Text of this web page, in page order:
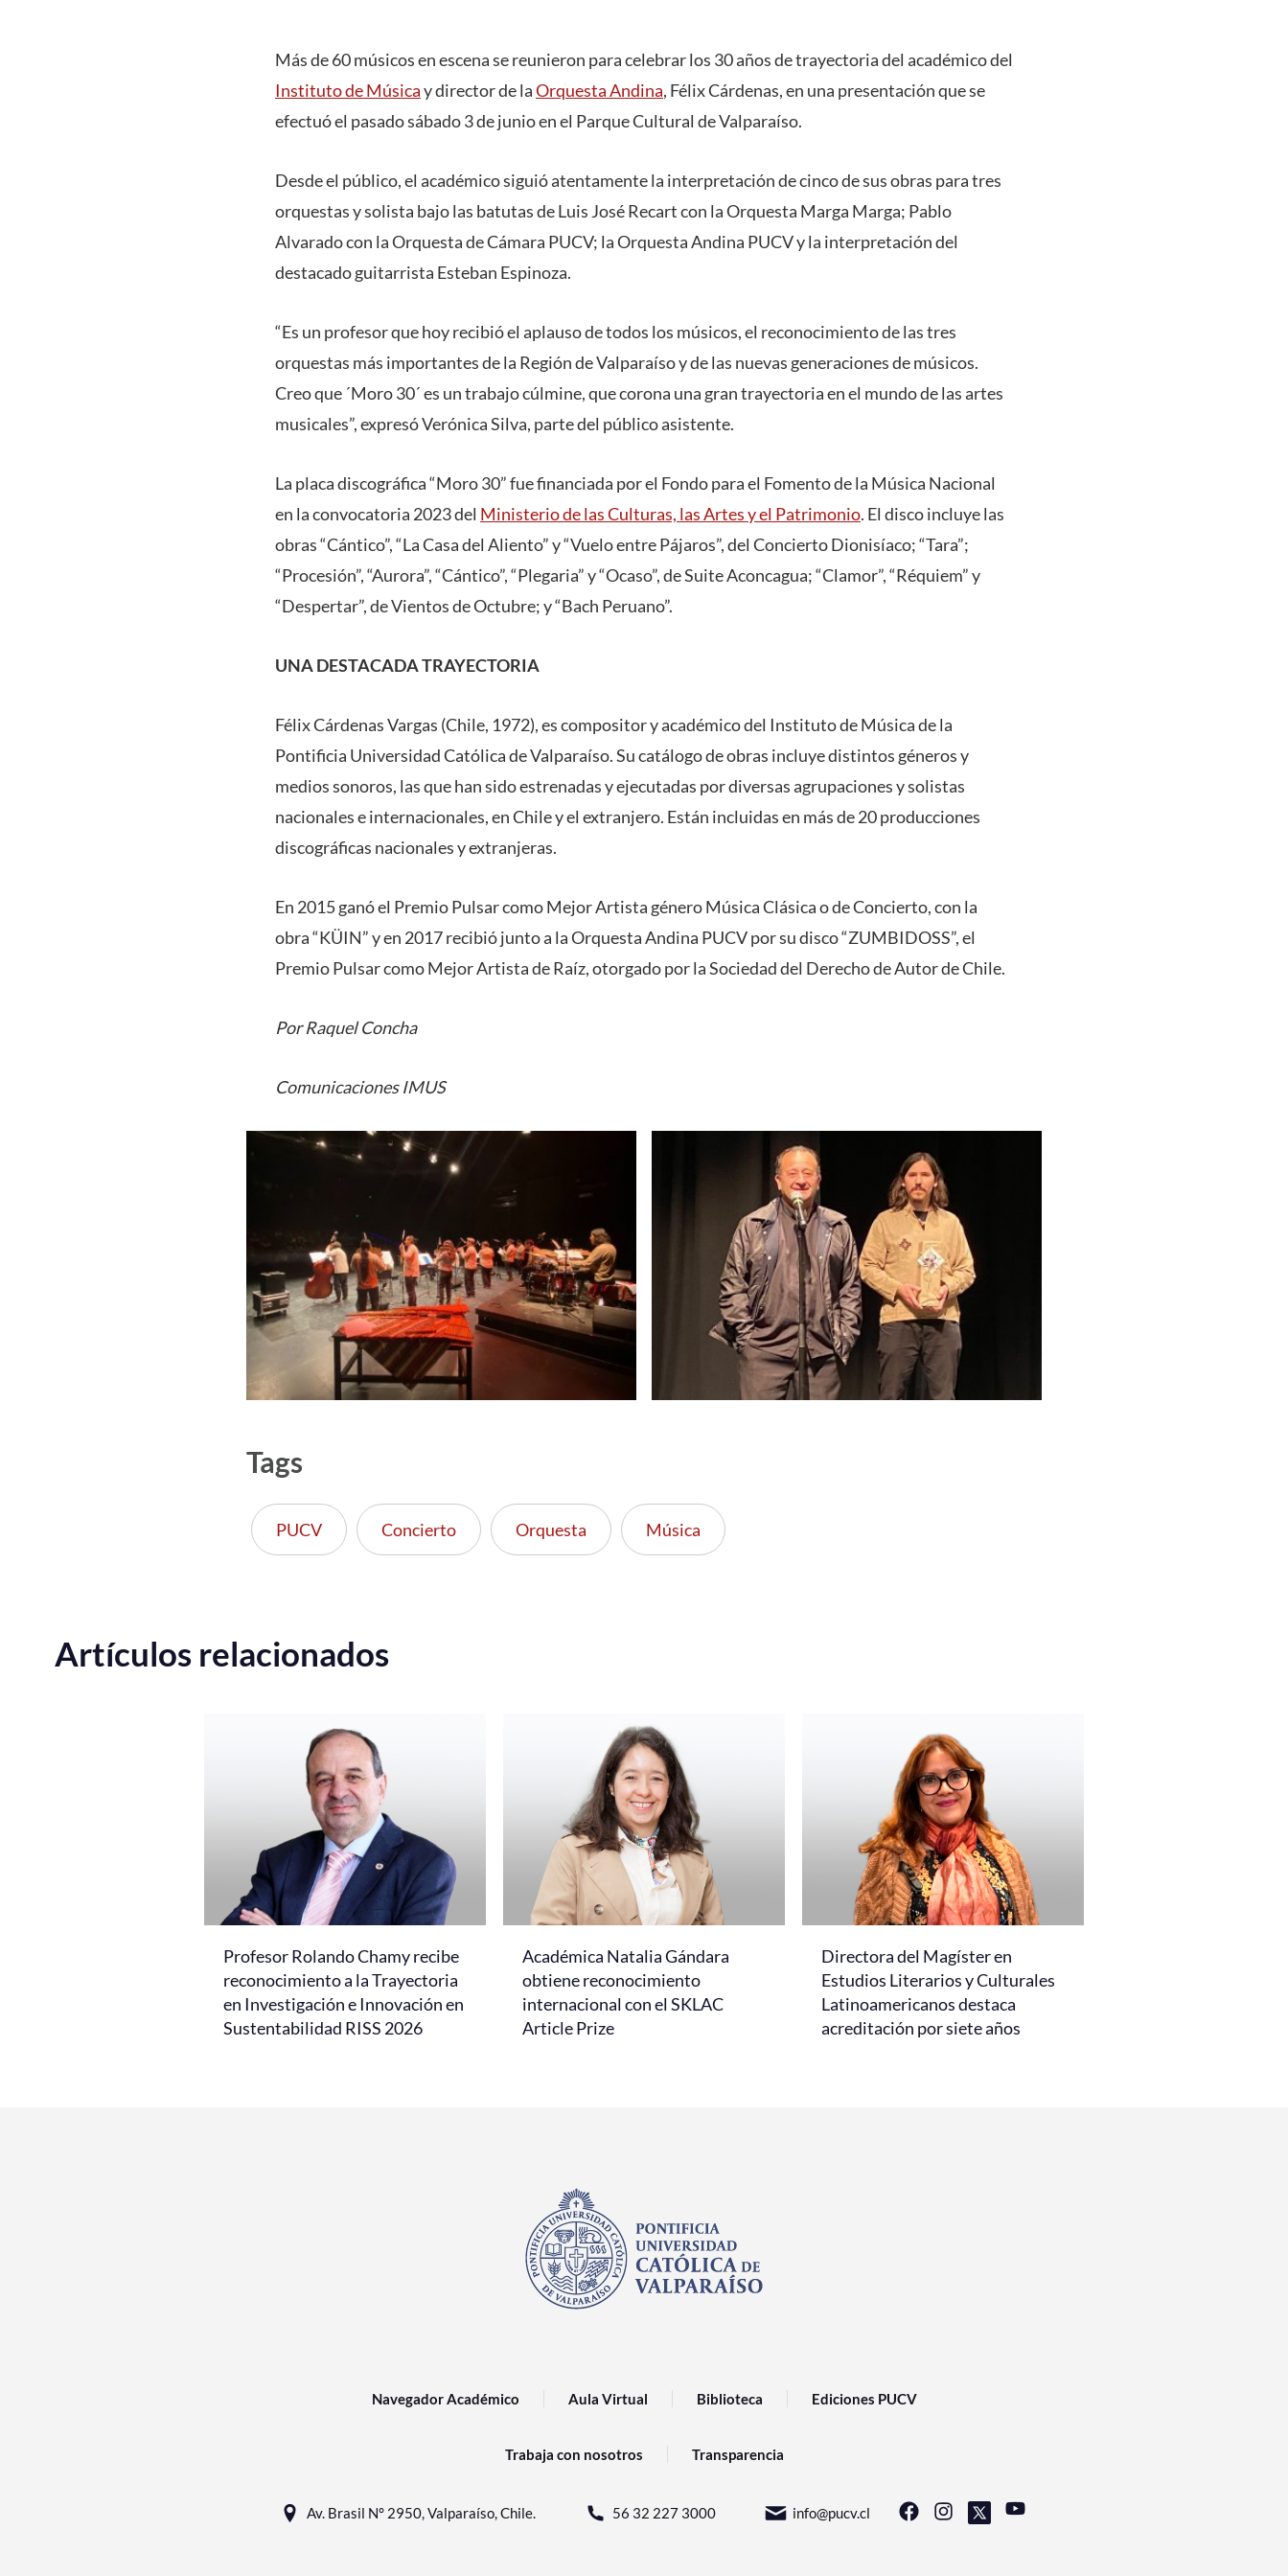
Más de 60 músicos en escena se reunieron para celebrar los 30 años de trayectoria del académico del
Instituto de Músicay director de laOrquesta Andina, Félix Cárdenas, en una presentación que se
efectuó el pasado sábado 3 de junio en el Parque Cultural de Valparaíso.
Desde el público, el académico siguió atentamente la interpretación de cinco de sus obras para tres
orquestas y solista bajo las batutas de Luis José Recart con la Orquesta Marga Marga; Pablo
Alvarado con la Orquesta de Cámara PUCV; la Orquesta Andina PUCV y la interpretación del
destacado guitarrista Esteban Espinoza.
“Es un profesor que hoy recibió el aplauso de todos los músicos, el reconocimiento de las tres
orquestas más importantes de la Región de Valparaíso y de las nuevas generaciones de músicos.
Creo que ´Moro 30´ es un trabajo cúlmine, que corona una gran trayectoria en el mundo de las artes
musicales”, expresó Verónica Silva, parte del público asistente.
La placa discográfica “Moro 30” fue financiada por el Fondo para el Fomento de la Música Nacional
en la convocatoria 2023 del Ministerio de las Culturas, las Artes y el Patrimonio. El disco incluye las
obras “Cántico”, “La Casa del Aliento” y “Vuelo entre Pájaros”, del Concierto Dionisíaco; “Tara”;
“Procesión”, “Aurora”, “Cántico”, “Plegaria” y “Ocaso”, de Suite Aconcagua; “Clamor”, “Réquiem” y
“Despertar”, de Vientos de Octubre; y “Bach Peruano”.
UNA DESTACADA TRAYECTORIA
Félix Cárdenas Vargas (Chile, 1972), es compositor y académico del Instituto de Música de la
Pontificia Universidad Católica de Valparaíso. Su catálogo de obras incluye distintos géneros y
medios sonoros, las que han sido estrenadas y ejecutadas por diversas agrupaciones y solistas
nacionales e internacionales, en Chile y el extranjero. Están incluidas en más de 20 producciones
discográficas nacionales y extranjeras.
En 2015 ganó el Premio Pulsar como Mejor Artista género Música Clásica o de Concierto, con la
obra “KÜIN” y en 2017 recibió junto a la Orquesta Andina PUCV por su disco “ZUMBIDOSS”, el
Premio Pulsar como Mejor Artista de Raíz, otorgado por la Sociedad del Derecho de Autor de Chile.
Por Raquel Concha
Comunicaciones IMUS
Tags
PUCV Concierto Orquesta Música
Artículos relacionados
Profesor Rolando Chamy recibe
reconocimiento a la Trayectoria
en Investigación e Innovación en
Sustentabilidad RISS 2026
Académica Natalia Gándara
obtiene reconocimiento
internacional con el SKLAC
Article Prize
Directora del Magíster en
Estudios Literarios y Culturales
Latinoamericanos destaca
acreditación por siete años
Navegador Académico Aula Virtual Biblioteca Ediciones PUCV
Trabaja con nosotros Transparencia
Av. Brasil N° 2950, Valparaíso, Chile. 56 32 227 3000 info@pucv.cl